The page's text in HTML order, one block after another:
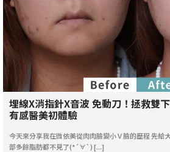
埋線X消指針X音波 免動刀！拯救雙
有感醫美初體驗
今天來分享我在微依美從肉肉臉變小Ｖ臉的歷程 先給
部多餘脂肪都不見了(*´∀`) [...]